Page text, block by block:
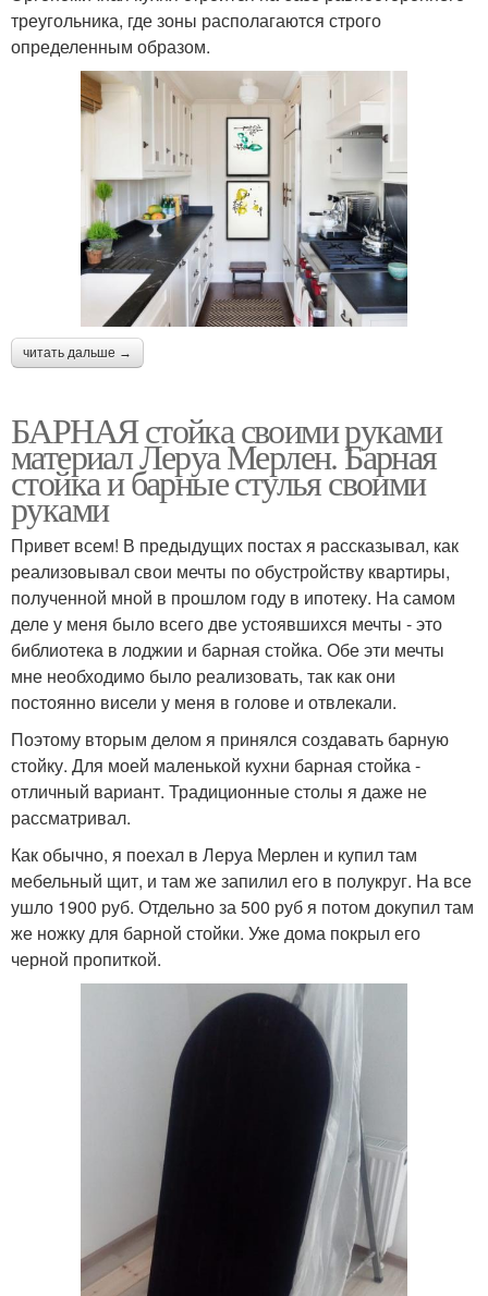
треугольника, где зоны располагаются строго
определенным образом.
читать дальше →
БАРНАЯ стойка своими руками
материал Леруа Мерлен. Барная
стойка и барные стулья своими
руками
Привет всем! В предыдущих постах я рассказывал, как
реализовывал свои мечты по обустройству квартиры,
полученной мной в прошлом году в ипотеку. На самом
деле у меня было всего две устоявшихся мечты - это
библиотека в лоджии и барная стойка. Обе эти мечты
мне необходимо было реализовать, так как они
постоянно висели у меня в голове и отвлекали.
Поэтому вторым делом я принялся создавать барную
стойку. Для моей маленькой кухни барная стойка -
отличный вариант. Традиционные столы я даже не
рассматривал.
Как обычно, я поехал в Леруа Мерлен и купил там
мебельный щит, и там же запилил его в полукруг. На все
ушло 1900 руб. Отдельно за 500 руб я потом докупил там
же ножку для барной стойки. Уже дома покрыл его
черной пропиткой.